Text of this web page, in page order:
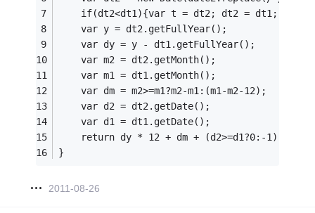
if(dt2<dt1){var t = dt2; dt2 = dt1; dt1 =
    var y = dt2.getFullYear();
    var dy = y - dt1.getFullYear();
    var m2 = dt2.getMonth();
    var m1 = dt1.getMonth();
    var dm = m2>=m1?m2-m1:(m1-m2-12);
    var d2 = dt2.getDate();
    var d1 = dt1.getDate();
    return dy * 12 + dm + (d2>=d1?0:-1);
}
2011-08-26